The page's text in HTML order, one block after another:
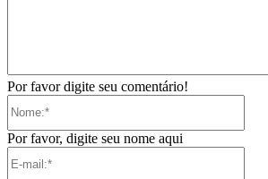
Por favor digite seu comentário!
Por favor, digite seu nome aqui